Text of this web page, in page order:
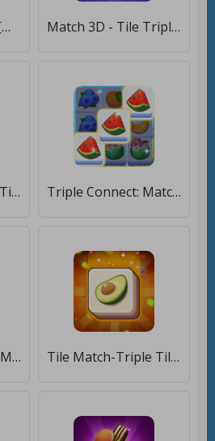
Tile Match Puzzle [Мод меню] Match 3D - Tile Triple Puzzle [Много монет]
Puzzle Match 3D - Tile Master [Много денег] Triple Connect: Match Tile [Много денег]
Tile Wings: Offline Match 3 [Мод меню] Tile Match-Triple Tile Master [Мод меню]